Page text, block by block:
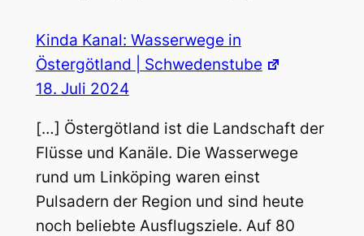
Kinda Kanal: Wasserwege in
Östergötland | Schwedenstube
18. Juli 2024
[…] Östergötland ist die Landschaft der
Flüsse und Kanäle. Die Wasserwege
rund um Linköping waren einst
Pulsadern der Region und sind heute
noch beliebte Ausflugsziele. Auf 80